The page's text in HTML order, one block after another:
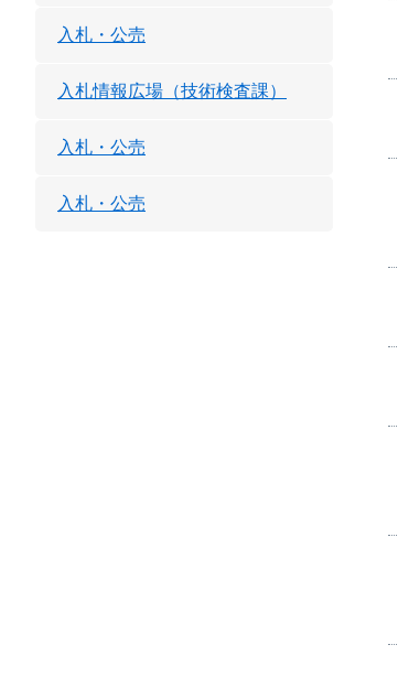
入札・公売
入札情報広場（技術検査課）
入札・公売
入札・公売